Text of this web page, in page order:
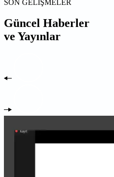
SON GELİŞMELER
Güncel Haberler
ve Yayınlar